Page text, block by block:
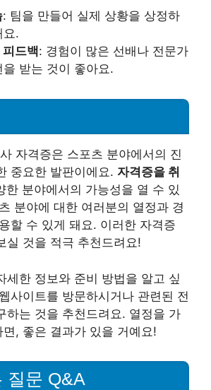
: 팀을 만들어 실제 상황을 상정하
요.
드백: 경험이 많은 선배나 전문가
을 받는 것이 좋아요.
자격증은 스포츠 분야에서의 진
중요한 발판이에요. 자격증을 취
한 분야에서의 가능성을 열 수 있
분야에 대한 여러분의 열정과 경
할 수 있게 돼요. 이러한 자격증
실 것을 적극 추천드려요!
세한 정보와 준비 방법을 알고 싶
사이트를 방문하시거나 관련된 전
하는 것을 추천드려요. 열정을 가
, 좋은 결과가 있을 거예요!
질문 Q&A